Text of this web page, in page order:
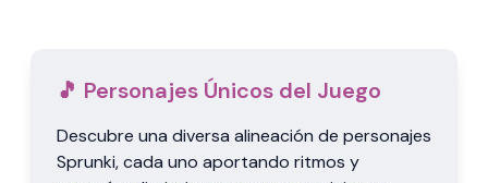
🎵 Personajes Únicos del Juego
Descubre una diversa alineación de personajes
Sprunki, cada uno aportando ritmos y